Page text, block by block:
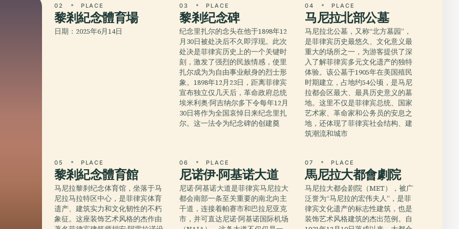
02 PLACE
黎剎紀念體育場
日期：2025年6月14日
03 PLACE
黎剎纪念碑
纪念里扎尔的念头在他于1898年12
月30日被处决后不久即浮现。此次
处决是菲律宾历史上的一个关键时
刻，激发了强烈的民族情感，使里
扎尔成为为自由事业献身的烈士形
象。1898年12月23日，距离菲律宾
宣布独立仅几天后，革命政府总统
埃米利奥·阿吉纳尔多下令每年12月
30日将作为全国哀悼日来纪念里扎
尔。这一法令为纪念碑的创建奠
04 PLACE
马尼拉北部公墓
马尼拉北公墓，又称“北方墓园”，
是菲律宾历史最悠久、文化意义最
重大的场所之一，为游客提供了深
入了解菲律宾多元文化遗产的独特
体验。该公墓于1905年在美国殖民
时期建立，占地约54公顷，是马尼
拉都会区最大、最具历史意义的墓
地。这里不仅是菲律宾总统、国家
艺术家、革命家和公务员的安息之
地，还体现了菲律宾社会结构、建
筑潮流和城市
05 PLACE
黎剎紀念體育館
马尼拉黎刹纪念体育馆，坐落于马
尼拉马拉特区中心，是菲律宾体育
遗产、建筑实力和文化韧性的不朽
象征。这座装饰艺术风格的杰作由
06 PLACE
尼诺伊·阿基诺大道
尼诺·阿基诺大道是菲律宾马尼拉大
都会南部一条至关重要的南北向主
干道，连接着帕赛市和巴拉尼亚克
市，并可直达尼诺·阿基诺国际机场
07 PLACE
馬尼拉大都會劇院
马尼拉大都会剧院（MET），被广
泛誉为“马尼拉的宏伟夫人”，是菲
律宾文化遗产的标志性建筑，也是
装饰艺术风格建筑的杰出范例。自